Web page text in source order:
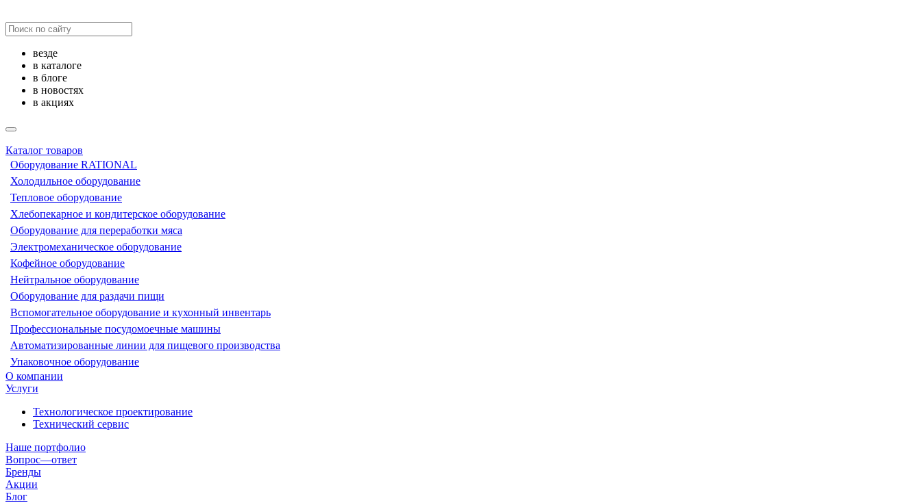
везде
в каталоге
в блоге
в новостях
в акциях
Каталог товаров
Оборудование RATIONAL
Холодильное оборудование
Тепловое оборудование
Хлебопекарное и кондитерское оборудование
Оборудование для переработки мяса
Электромеханическое оборудование
Кофейное оборудование
Нейтральное оборудование
Оборудование для раздачи пищи
Вспомогательное оборудование и кухонный инвентарь
Профессиональные посудомоечные машины
Автоматизированные линии для пищевого производства
Упаковочное оборудование
О компании
Услуги
Технологическое проектирование
Технический сервис
Наше портфолио
Вопрос—ответ
Бренды
Акции
Блог